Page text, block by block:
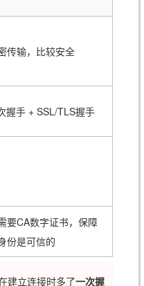
传输，比较安全
握手 + SSL/TLS握手
要CA数字证书，保障
份是可信的
建立连接时多了一次握